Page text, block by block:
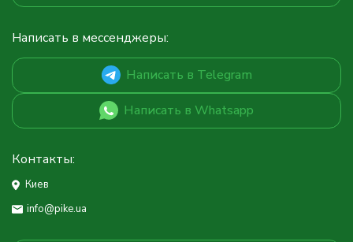
Написать в мессенджеры:
Написать в Telegram
Написать в Whatsapp
Контакты:
Киев
info@pike.ua